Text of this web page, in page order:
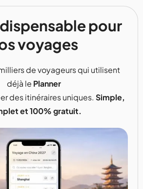
pour
voyages
de voyageurs qui utilisent
déjà le Planner
des itinéraires uniques. Simple,
et 100% gratuit.